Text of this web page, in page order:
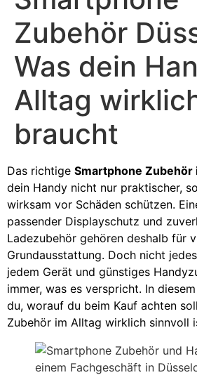
Zubehör
Was dein
Alltag
braucht
Das richtige Smartphone Zubehör
dein Handy nicht nur praktischer,
wirksam vor Schäden schützen.
passender Displayschutz und
Ladezubehör gehören deshalb für
Grundausstattung. Doch nicht
jedem Gerät und günstiges
immer, was es verspricht. In
du, worauf du beim Kauf achten
Zubehör im Alltag wirklich sinnvoll